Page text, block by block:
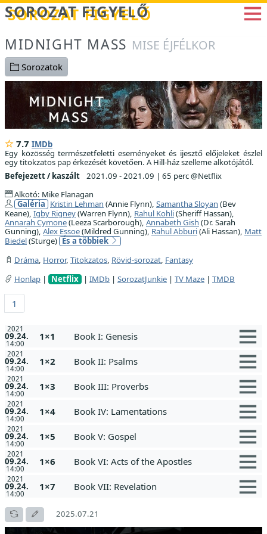
Betöltés...
SOROZAT FIGYELŐ
MIDNIGHT MASS MISE ÉJFÉLKOR
Sorozatok
7.7 IMDb
Egy közösség természetfeletti eseményeket és ijesztő előjeleket észlel
egy titokzatos pap érkezését követően. A Hill-ház szelleme alkotójától.
Befejezett / kaszált
2021.09 - 2021.09 | 65 perc @Netflix
Alkotó: Mike Flanagan
Galéria Kristin Lehman (Annie Flynn), Samantha Sloyan (Bev
Keane), Igby Rigney(Warren Flynn), Rahul Kohli(Sheriff Hassan),
Annarah Cymone(Leeza Scarborough), Annabeth Gish (Dr. Sarah
Gunning), Alex Essoe(Mildred Gunning), Rahul Abburi(Ali Hassan), Matt
Biedel(Sturge) És a többiek
Dráma, Horror, Titokzatos, Rövid-sorozat, Fantasy
Honlap | Netflix | IMDb | SorozatJunkie | TV Maze | TMDB
1
2021
09.24.
14:00
1×1 Book I: Genesis
2021
09.24.
14:00
1×2 Book II: Psalms
2021
09.24.
14:00
1×3 Book III: Proverbs
2021
09.24.
14:00
1×4 Book IV: Lamentations
2021
09.24.
14:00
1×5 Book V: Gospel
2021
09.24.
14:00
1×6 Book VI: Acts of the Apostles
2021
09.24.
14:00
1×7 Book VII: Revelation
2025.07.21